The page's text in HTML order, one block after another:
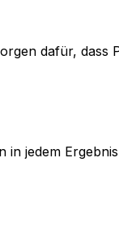
dafür, dass
jedem